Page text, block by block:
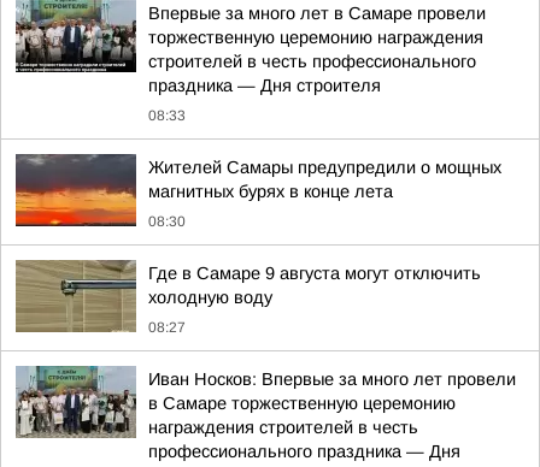
Впервые за много лет в Самаре провели
торжественную церемонию награждения
строителей в честь профессионального
праздника — Дня строителя
08:33
Жителей Самары предупредили о мощных
магнитных бурях в конце лета
08:30
Где в Самаре 9 августа могут отключить
холодную воду
08:27
Иван Носков: Впервые за много лет провели
в Самаре торжественную церемонию
награждения строителей в честь
профессионального праздника — Дня